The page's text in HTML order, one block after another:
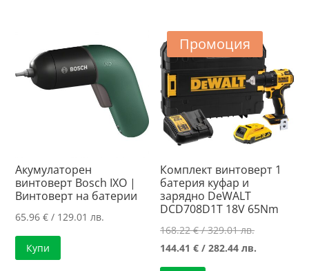
Акумулаторен
винтоверт Bosch IXO |
Винтоверт на батерии
65.96€ / 129.01 лв.
Купи
Промоция
Комплект винтоверт 1
батерия куфар и
зарядно DeWALT
DCD708D1T 18V 65Nm
168.22€/ 329.01 лв.Original
price
144.41€ / 282.44 лв.